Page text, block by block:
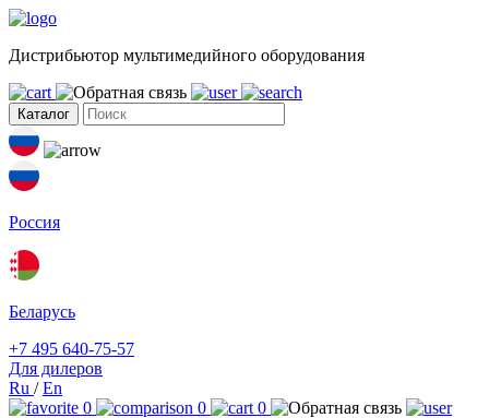
Дистрибьютор мультимедийного оборудования
Каталог
Россия
Беларусь
+7 495 640-75-57
Для дилеров
Ru /En
0
0 0